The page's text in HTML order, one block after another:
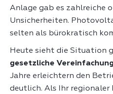
Anlage gab es zahlreiche
Unsicherheiten.
selten als bürokratisch
Heute sieht die Situation
gesetzliche
Jahre erleichtern den
deutlich. Als Ihr regionaler